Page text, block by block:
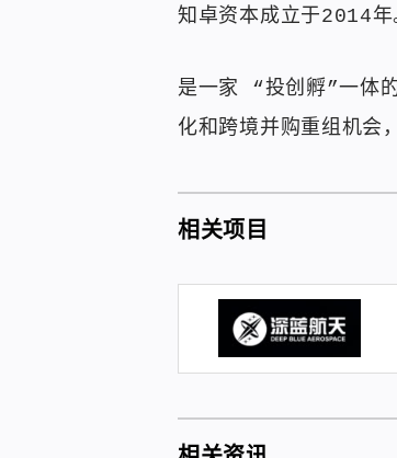
知卓资本成立于2014年
是一家 “投创孵”一体
化和跨境并购重组机会
相关项目